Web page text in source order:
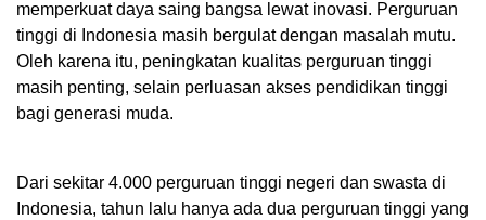
memperkuat daya saing bangsa lewat inovasi. Perguruan
tinggi di Indonesia masih bergulat dengan masalah mutu.
Oleh karena itu, peningkatan kualitas perguruan tinggi
masih penting, selain perluasan akses pendidikan tinggi
bagi generasi muda.
Dari sekitar 4.000 perguruan tinggi negeri dan swasta di
Indonesia, tahun lalu hanya ada dua perguruan tinggi yang